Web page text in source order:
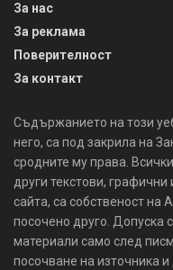
За нас
За реклама
Поверителност
За контакт
Съдържанието на този
него, са под закрила на
сродните му права.
други текстови,
сайта, са собственост на
посочено друго. Допуска
материали само след
посочване на източника